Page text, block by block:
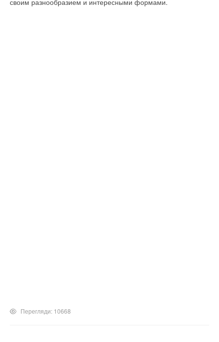
своим разнообразием и интересными формами.
Перегляди: 10668